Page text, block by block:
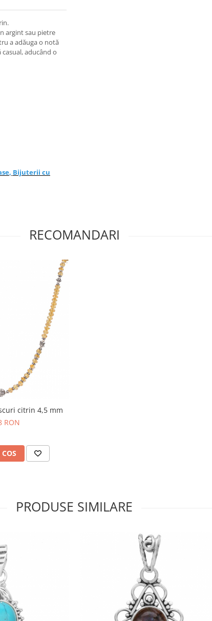
argint sau pietre
a adăuga o notă
aducând o
, Bijuterii cu
RECOMANDARI
citrin 4,5 mm
RON
PRODUSE SIMILARE